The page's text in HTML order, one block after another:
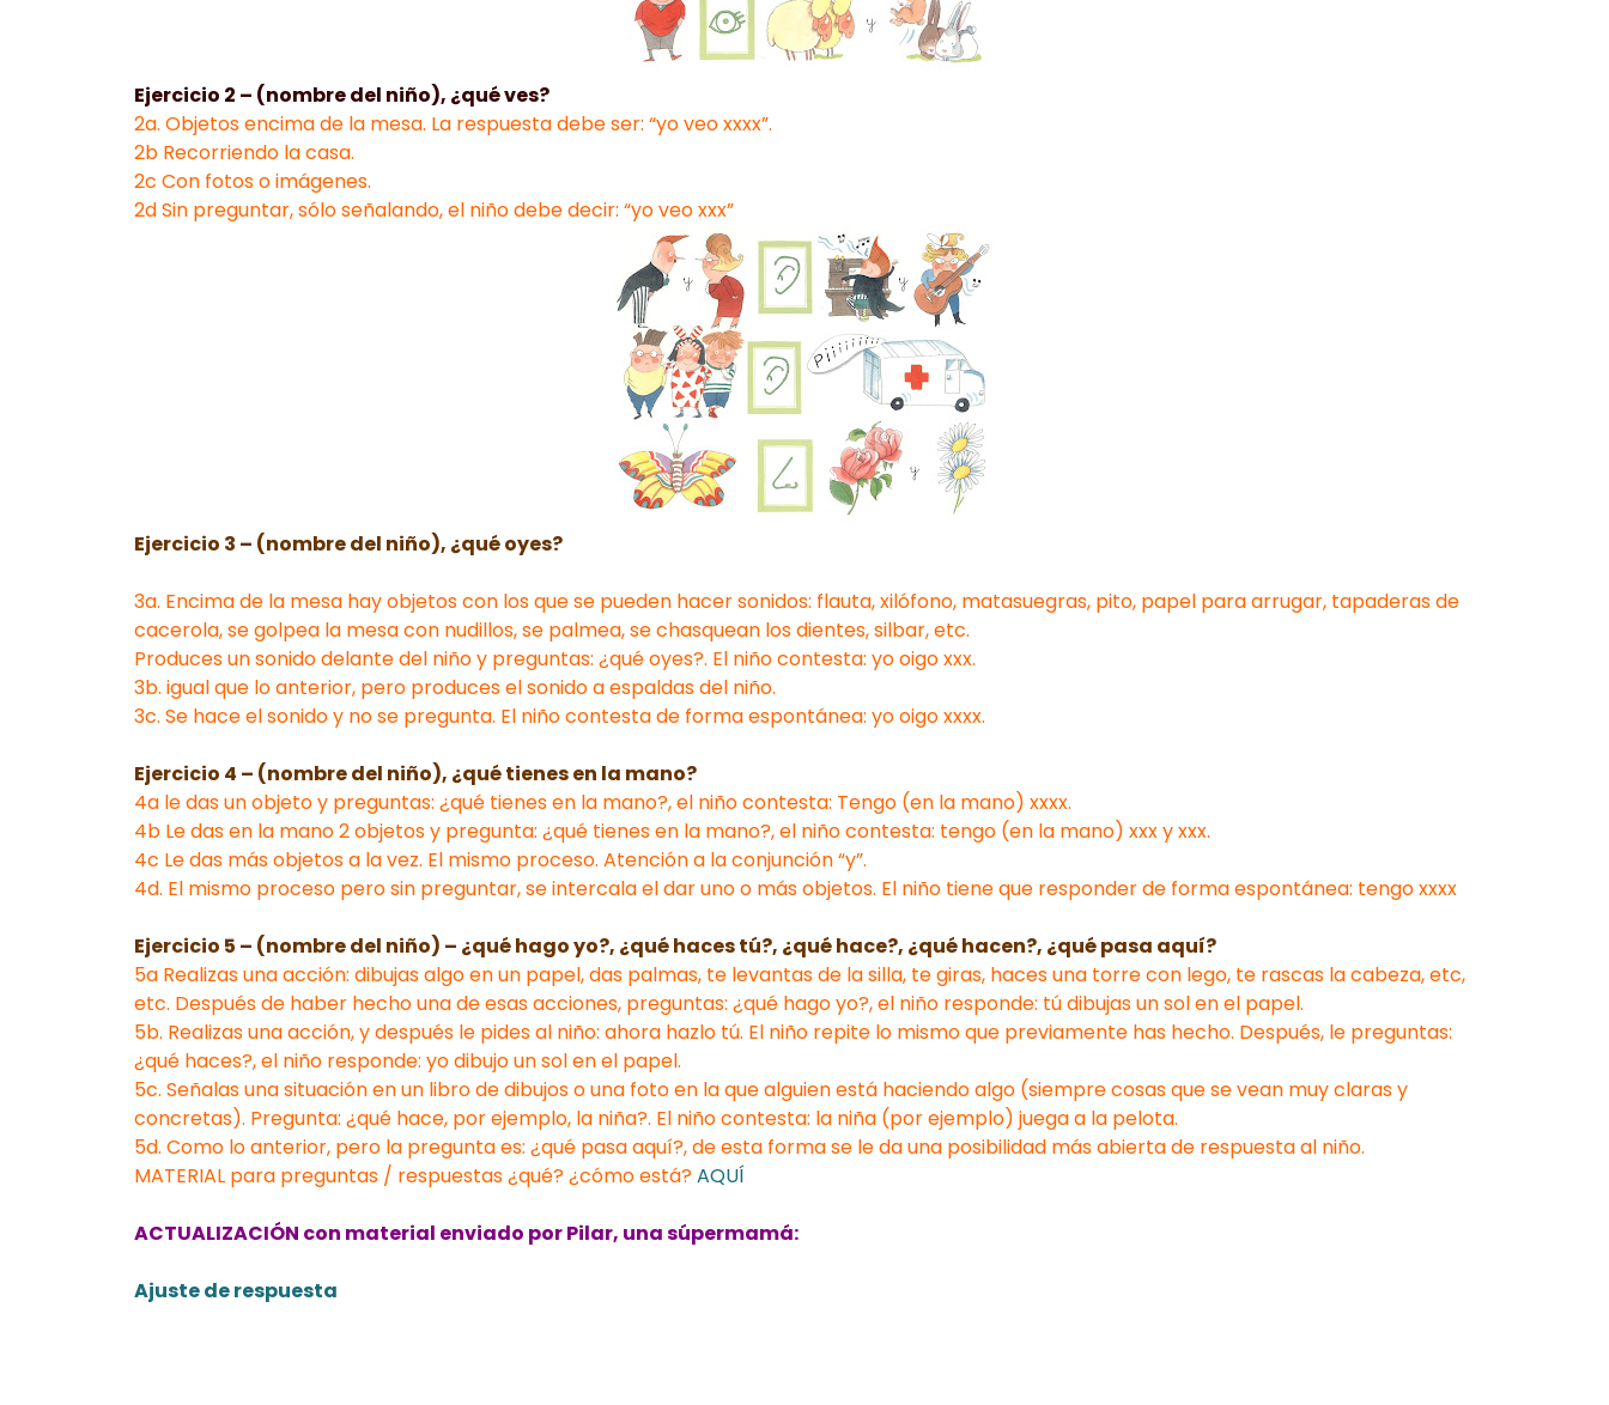
Ejercicio 2 – (nombre del niño), ¿qué ves?
2a. Objetos encima de la mesa. La respuesta debe ser: “yo veo xxxx”.
2b Recorriendo la casa.
2c Con fotos o imágenes.
2d Sin preguntar, sólo señalando, el niño debe decir: “yo veo xxx”
Ejercicio 3 – (nombre del niño), ¿qué oyes?
3a. Encima de la mesa hay objetos con los que se pueden hacer sonidos: flauta, xilófono, matasuegras, pito, papel para arrugar, tapaderas de
cacerola, se golpea la mesa con nudillos, se palmea, se chasquean los dientes, silbar, etc.
Produces un sonido delante del niño y preguntas: ¿qué oyes?. El niño contesta: yo oigo xxx.
3b. igual que lo anterior, pero produces el sonido a espaldas del niño.
3c. Se hace el sonido y no se pregunta. El niño contesta de forma espontánea: yo oigo xxxx.
Ejercicio 4 – (nombre del niño), ¿qué tienes en la mano?
4a le das un objeto y preguntas: ¿qué tienes en la mano?, el niño contesta: Tengo (en la mano) xxxx.
4b Le das en la mano 2 objetos y pregunta: ¿qué tienes en la mano?, el niño contesta: tengo (en la mano) xxx y xxx.
4c Le das más objetos a la vez. El mismo proceso. Atención a la conjunción “y”.
4d. El mismo proceso pero sin preguntar, se intercala el dar uno o más objetos. El niño tiene que responder de forma espontánea: tengo xxxx
Ejercicio 5 – (nombre del niño) – ¿qué hago yo?, ¿qué haces tú?, ¿qué hace?, ¿qué hacen?, ¿qué pasa aquí?
5a Realizas una acción: dibujas algo en un papel, das palmas, te levantas de la silla, te giras, haces una torre con lego, te rascas la cabeza, etc,
etc. Después de haber hecho una de esas acciones, preguntas: ¿qué hago yo?, el niño responde: tú dibujas un sol en el papel.
5b. Realizas una acción, y después le pides al niño: ahora hazlo tú. El niño repite lo mismo que previamente has hecho. Después, le preguntas:
¿qué haces?, el niño responde: yo dibujo un sol en el papel.
5c. Señalas una situación en un libro de dibujos o una foto en la que alguien está haciendo algo (siempre cosas que se vean muy claras y
concretas). Pregunta: ¿qué hace, por ejemplo, la niña?. El niño contesta: la niña (por ejemplo) juega a la pelota.
5d. Como lo anterior, pero la pregunta es: ¿qué pasa aquí?, de esta forma se le da una posibilidad más abierta de respuesta al niño.
MATERIAL para preguntas / respuestas ¿qué? ¿cómo está?AQUÍ
ACTUALIZACIÓN con material enviado por Pilar, una súpermamá:
Ajuste de respuesta